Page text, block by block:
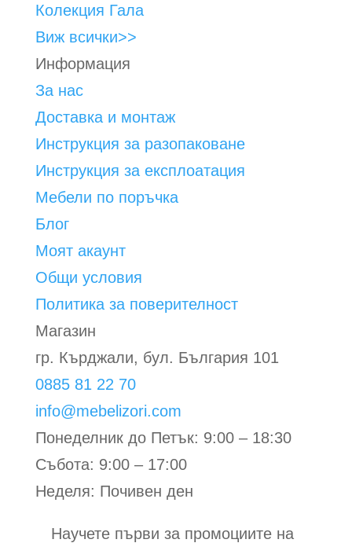
Колекция Гала
Виж всички>>
Информация
За нас
Доставка и монтаж
Инструкция за разопаковане
Инструкция за експлоатация
Мебели по поръчка
Блог
Моят акаунт
Общи условия
Политика за поверителност
Магазин
гр. Кърджали, бул. България 101
0885 81 22 70
info@mebelizori.com
Понеделник до Петък: 9:00 – 18:30
Събота: 9:00 – 17:00
Неделя: Почивен ден
Научете първи за промоциите на